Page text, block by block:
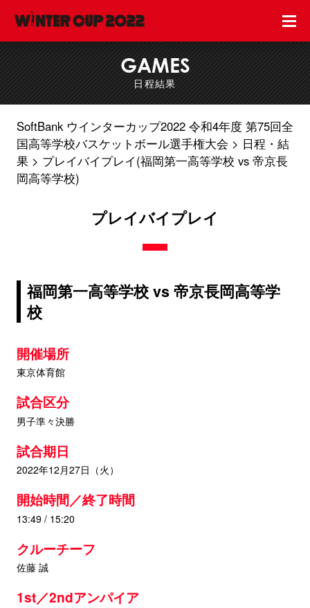
GAMES
日程結果
SoftBank ウインターカップ2022 令和4年度 第75回全
国高等学校バスケットボール選手権大会
日程・結
果
プレイバイプレイ(福岡第一高等学校 vs 帝京長
岡高等学校)
プレイバイプレイ
福岡第一高等学校 vs 帝京長岡高等学
校
開催場所
東京体育館
試合区分
男子準々決勝
試合期日
2022年12月27日（火）
開始時間／終了時間
13:49 / 15:20
クルーチーフ
佐藤 誠
1st／2ndアンパイア